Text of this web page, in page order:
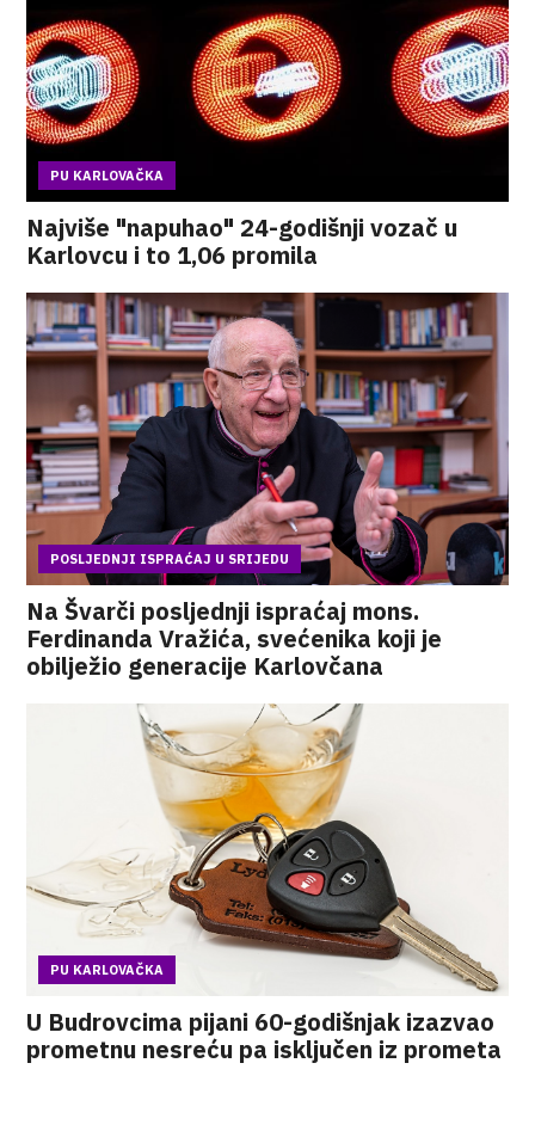
PU KARLOVAČKA
Najviše "napuhao" 24-godišnji vozač u
Karlovcu i to 1,06 promila
POSLJEDNJI ISPRAĆAJ U SRIJEDU
Na Švarči posljednji ispraćaj mons.
Ferdinanda Vražića, svećenika koji je
obilježio generacije Karlovčana
PU KARLOVAČKA
U Budrovcima pijani 60-godišnjak izazvao
prometnu nesreću pa isključen iz prometa